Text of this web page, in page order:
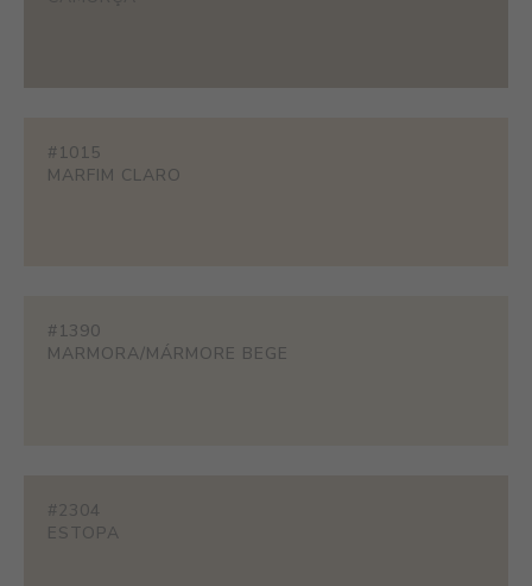
#1015
MARFIM CLARO
#1390
MARMORA/MÁRMORE BEGE
#2304
ESTOPA